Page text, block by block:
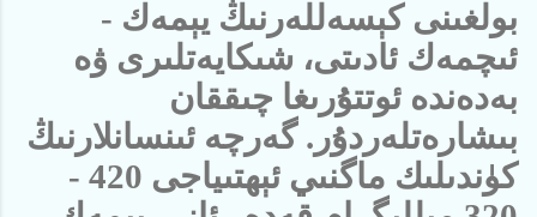
بولغىنى كېسەللەرنىڭ يېمەك -
ئىچمەك ئادىتى، شىكايەتلىرى ۋە
بەدەندە ئوتتۇرىغا چىققان
بىشارەتلەردۇر. گەرچە ئىنسانلارنىڭ
كۈندىلىك ماگنىي ئېھتىياجى 420 -